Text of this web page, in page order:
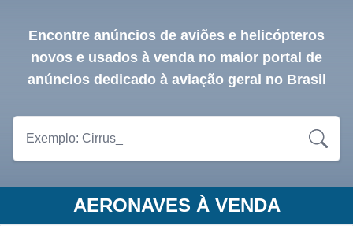
Encontre anúncios de aviões e helicópteros
novos e usados à venda no maior portal de
anúncios dedicado à aviação geral no Brasil
AERONAVES À VENDA